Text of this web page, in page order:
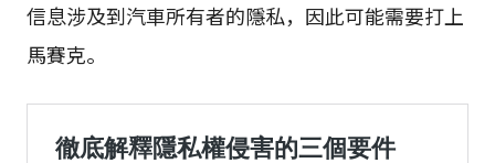
信息涉及到汽車所有者的隱私，因此可能需要打上
馬賽克。